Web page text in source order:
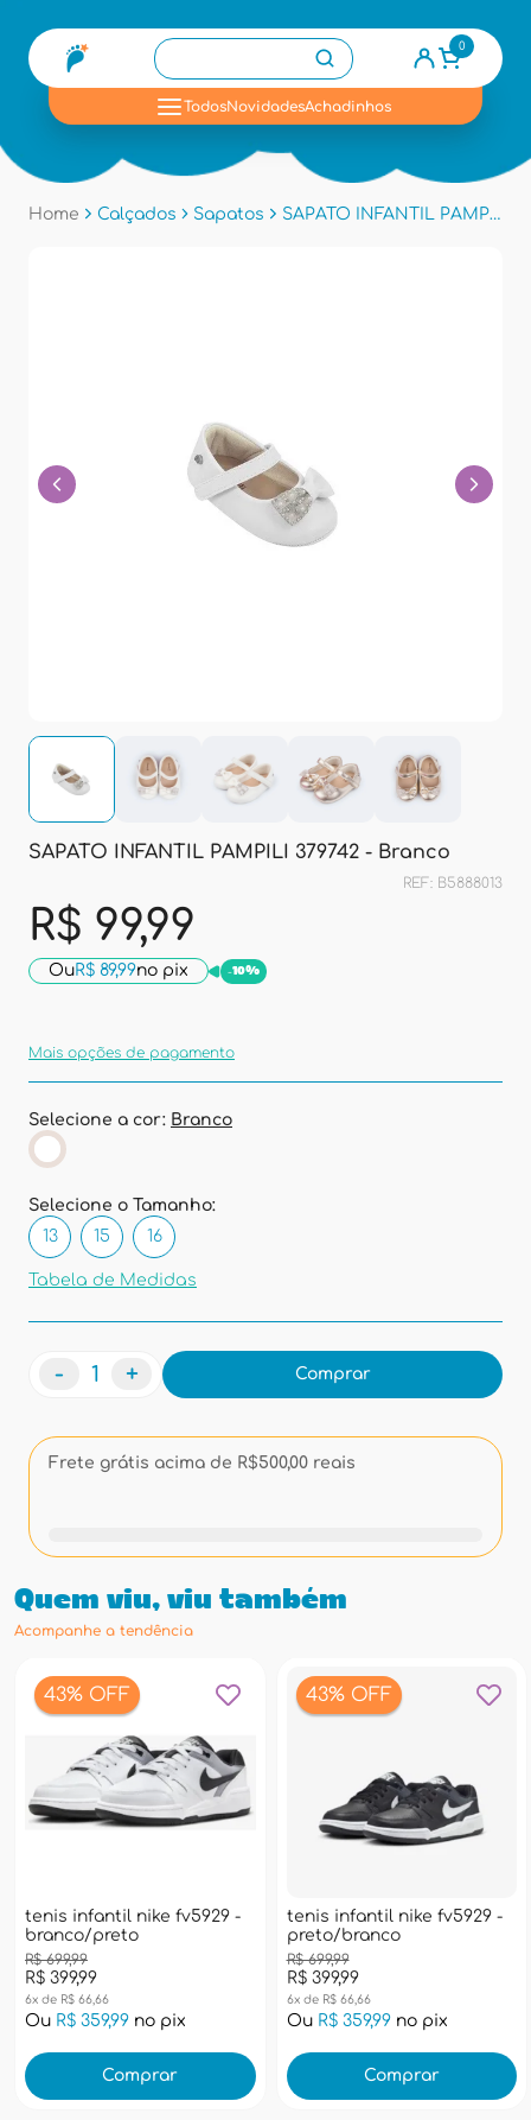
0
TodosNovidadesAchadinhos
Home Calçados Sapatos SAPATO INFANTIL PAMPILI 379742 - Branco
SAPATO INFANTIL PAMPILI 379742 - Branco
REF: B5888013
R$ 99,99
OuR$ 89,99no pix -10%
Mais opções de pagamento
Selecione a cor: Branco
Selecione o Tamanho:
13
15 16
Tabela de Medidas
- + Comprar
Frete grátis acima de R$500,00 reais
Quem viu, viu também
Acompanhe a tendência
43% OFF
tenis infantil nike fv5929 -
branco/preto
R$ 399,99
R$ 699,99
6x de R$ 66,66
Ou R$ 359,99 no pix
Comprar
43% OFF
tenis infantil nike fv5929 -
preto/branco
R$ 399,99
R$ 699,99
6x de R$ 66,66
Ou R$ 359,99no pix
Comprar